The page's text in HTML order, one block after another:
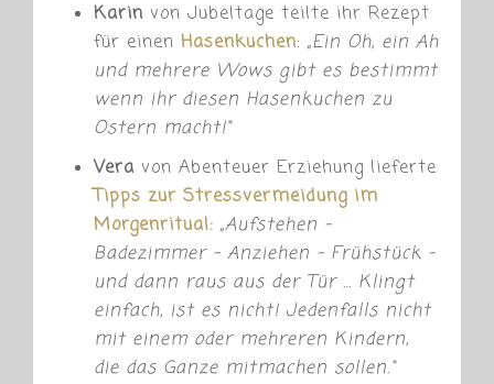
Karin von Jubeltage teilte ihr Rezept
für einen Hasenkuchen:„Ein Oh, ein Ah
und mehrere Wows gibt es bestimmt
wenn ihr diesen Hasenkuchen zu
Ostern macht!“
Vera von Abenteuer Erziehung lieferte
Tipps zur Stressvermeidung im
Morgenritual: „Aufstehen –
Badezimmer – Anziehen – Frühstück –
und dann raus aus der Tür … Klingt
einfach, ist es nicht! Jedenfalls nicht
mit einem oder mehreren Kindern,
die das Ganze mitmachen sollen.“